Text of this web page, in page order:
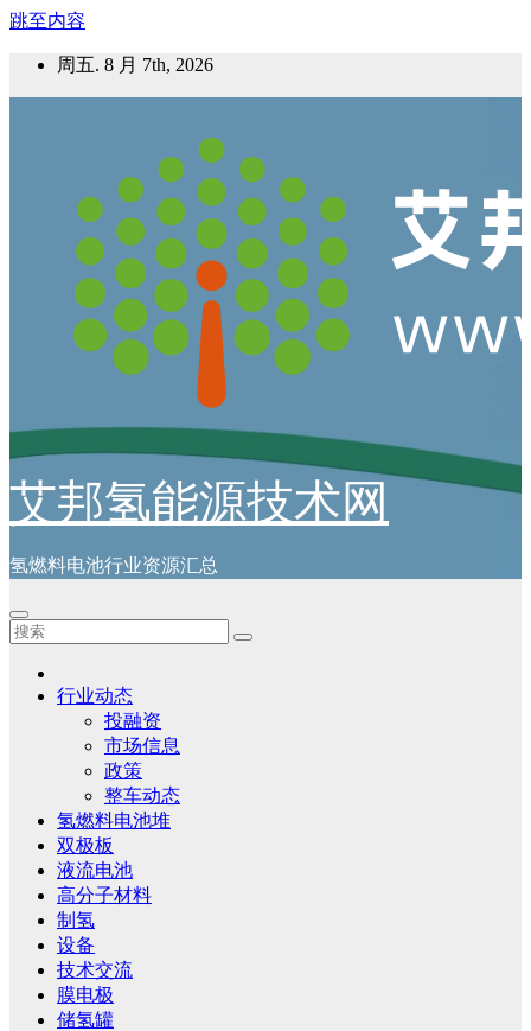
跳至内容
周五. 8 月 7th, 2026
艾邦氢能源技术网
氢燃料电池行业资源汇总
行业动态
投融资
市场信息
政策
整车动态
氢燃料电池堆
双极板
液流电池
高分子材料
制氢
设备
技术交流
膜电极
储氢罐